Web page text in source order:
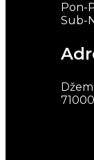
Pon-
Sub-